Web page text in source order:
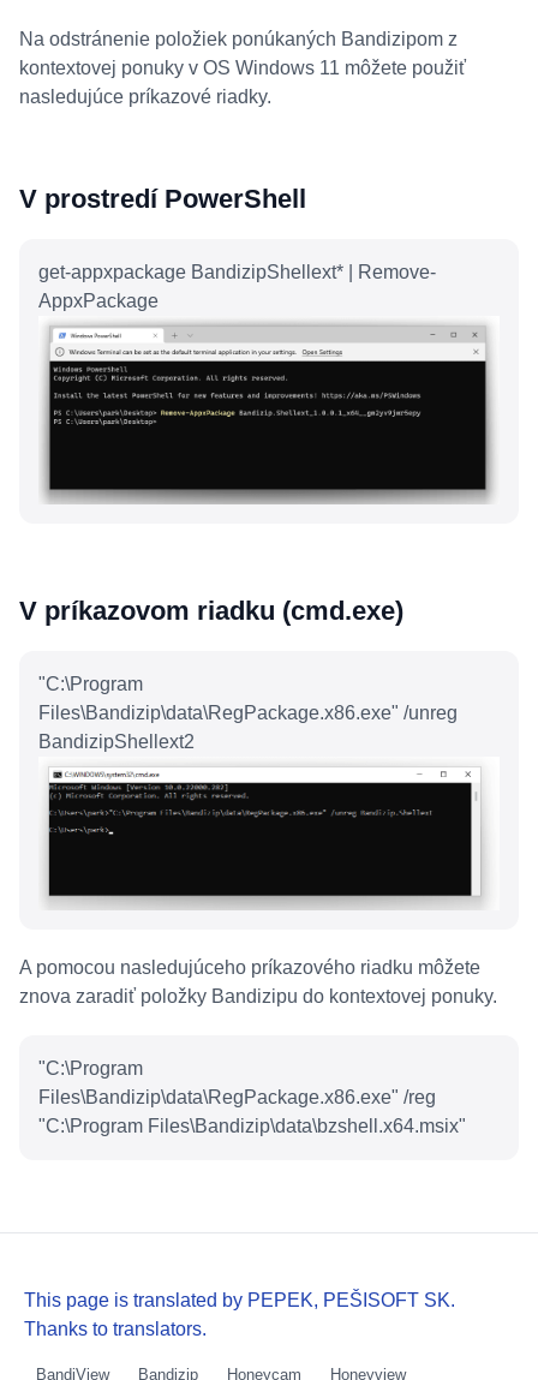
Na odstránenie položiek ponúkaných Bandizipom z
kontextovej ponuky v OS Windows 11 môžete použiť
nasledujúce príkazové riadky.
V prostredí PowerShell
get-appxpackage BandizipShellext* | Remove-
AppxPackage
V príkazovom riadku (cmd.exe)
"C:\Program
Files\Bandizip\data\RegPackage.x86.exe" /unreg
BandizipShellext2
A pomocou nasledujúceho príkazového riadku môžete
znova zaradiť položky Bandizipu do kontextovej ponuky.
"C:\Program
Files\Bandizip\data\RegPackage.x86.exe" /reg
"C:\Program Files\Bandizip\data\bzshell.x64.msix"
This page is translated by PEPEK, PEŠISOFT SK.
Thanks to translators.
BandiView Bandizip Honeycam Honeyview